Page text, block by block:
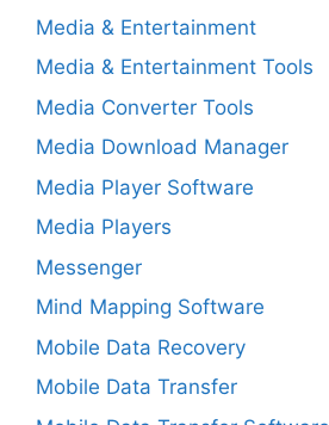
Media & Entertainment
Media & Entertainment Tools
Media Converter Tools
Media Download Manager
Media Player Software
Media Players
Messenger
Mind Mapping Software
Mobile Data Recovery
Mobile Data Transfer